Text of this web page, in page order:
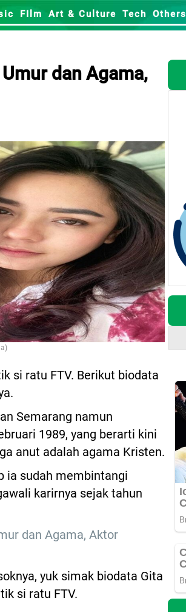
FIlm Art & Culture Tech Others
dan Agama,
si ratu FTV. Berikut biodata
Semarang namun
1989, yang berarti kini
anut adalah agama Kristen.
ia sudah membintangi
karirnya sejak tahun
dan Agama, Aktor
yuk simak biodata Gita
si ratu FTV.